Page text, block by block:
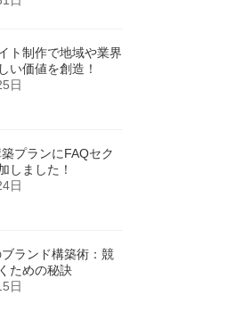
ト制作で地域や業界
い価値を創造！
日
プランにFAQセク
しました！
日
ランド構築術：競
ための秘訣
日